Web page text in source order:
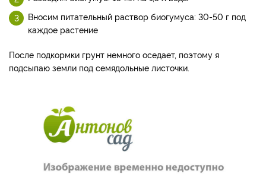
Вносим питательный раствор биогумуса: 30-50 г под
каждое растение
После подкормки грунт немного оседает, поэтому я
подсыпаю земли под семядольные листочки.